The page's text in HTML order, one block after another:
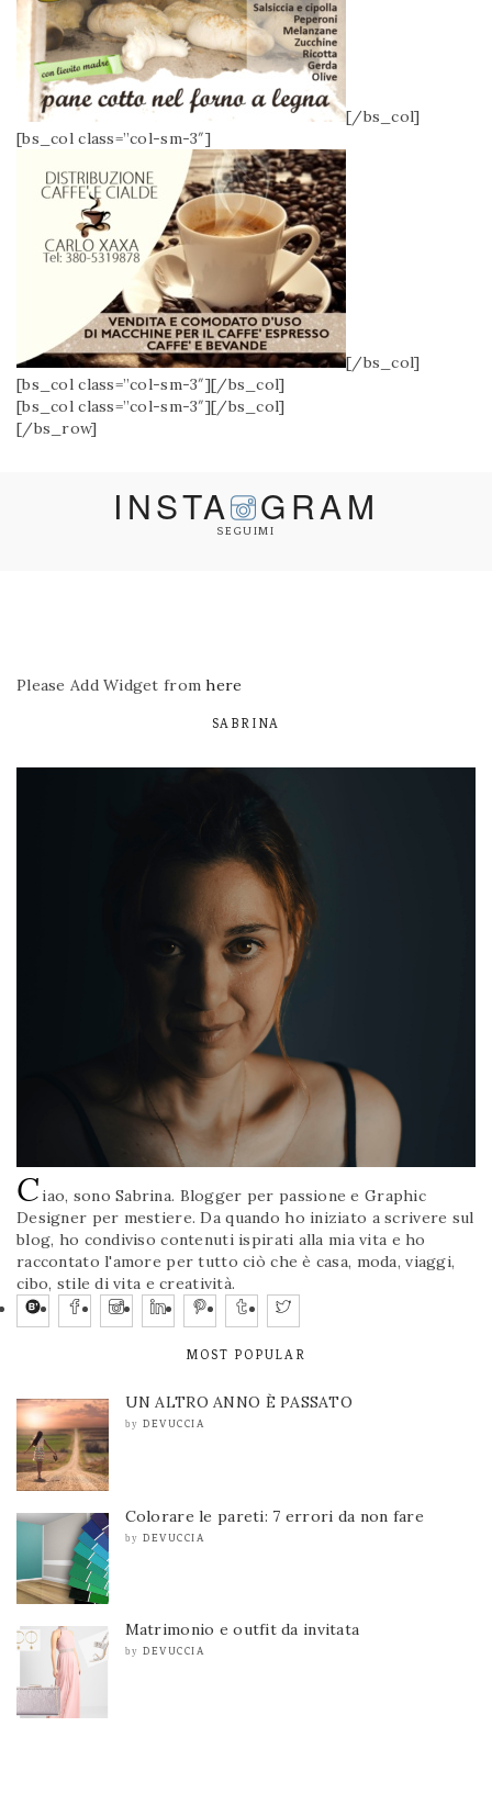
[/bs_col]
[bs_col class=”col-sm-3″]
[/bs_col]
[bs_col class=”col-sm-3″][/bs_col]
[bs_col class=”col-sm-3″][/bs_col]
[/bs_row]
INSTA GRAM
SEGUIMI
Please Add Widget fromhere
SABRINA
Ciao, sono Sabrina. Blogger per passione e Graphic
Designer per mestiere. Da quando ho iniziato a scrivere sul
blog, ho condiviso contenuti ispirati alla mia vita e ho
raccontato l'amore per tutto ciò che è casa, moda, viaggi,
cibo, stile di vita e creatività.
MOST POPULAR
UN ALTRO ANNO È PASSATO
by DEVUCCIA
Colorare le pareti: 7 errori da non fare
by DEVUCCIA
Matrimonio e outfit da invitata
by DEVUCCIA